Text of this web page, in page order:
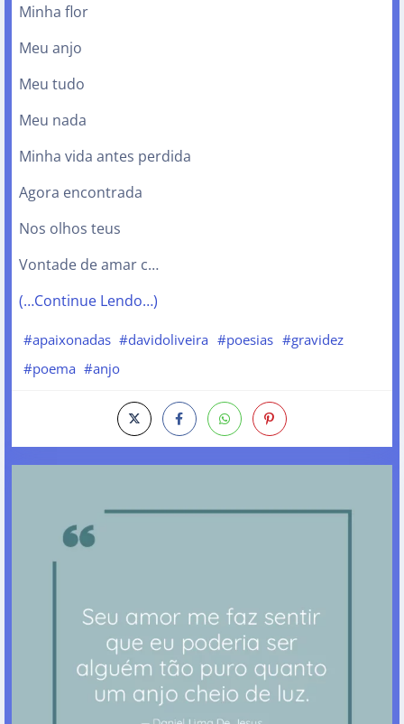
Minha flor
Meu anjo
Meu tudo
Meu nada
Minha vida antes perdida
Agora encontrada
Nos olhos teus
Vontade de amar c…
(…Continue Lendo…)
#apaixonadas #davidoliveira #poesias #gravidez
#poema #anjo